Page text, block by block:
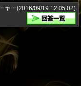
ヤー(2016/09/19 12:05:02)